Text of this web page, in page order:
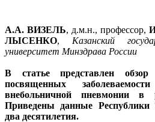
А.А. ВИЗЕЛЬ, д.м.н., профессор,
ЛЫСЕНКО, Казанский
университет Минздрава России
В статье представлен обзор
посвященных
внебольничной пневмонии в
Приведены данные Республики
два десятилетия.